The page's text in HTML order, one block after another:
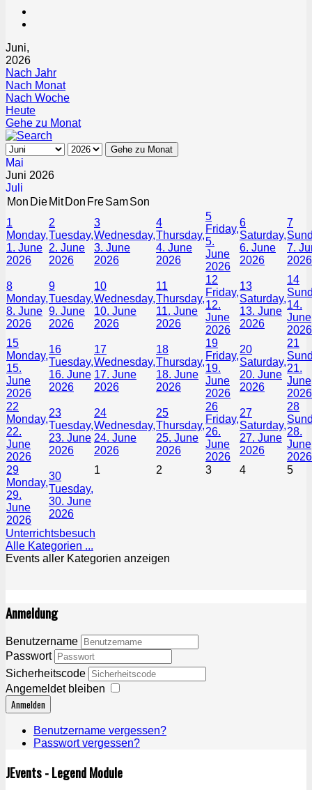
Juni,
2026
Nach Jahr
Nach Monat
Nach Woche
Heute
Gehe zu Monat
Gehe zu Monat
Mai
Juni 2026
Juli
Mon Die Mit Don FreSamSon
1
Monday,
1. June
2026
2
Tuesday,
2. June
2026
3
Wednesday,
3. June
2026
4
Thursday,
4. June
2026
5
Friday,
5.
June
2026
6
Saturday,
6. June
2026
7
7.
2026
8
Monday,
8. June
2026
9
Tuesday,
9. June
2026
10
Wednesday,
10. June
2026
11
Thursday,
11. June
2026
12
Friday,
12.
June
2026
13
Saturday,
13. June
2026
14
14.
June
2026
15
Monday,
15.
June
2026
16
Tuesday,
16. June
2026
17
Wednesday,
17. June
2026
18
Thursday,
18. June
2026
19
Friday,
19.
June
2026
20
Saturday,
20. June
2026
21
21.
June
2026
22
Monday,
22.
June
2026
23
Tuesday,
23. June
2026
24
Wednesday,
24. June
2026
25
Thursday,
25. June
2026
26
Friday,
26.
June
2026
27
Saturday,
27. June
2026
28
28.
June
2026
29
Monday,
29.
June
2026
30
Tuesday,
30. June
2026
1 2 3 4 5
Unterrichtsbesuch
Alle Kategorien ...
Events aller Kategorien anzeigen
Anmeldung
Benutzername
Passwort
Sicherheitscode
Angemeldet bleiben
Anmelden
Benutzername vergessen?
Passwort vergessen?
JEvents - Legend Module